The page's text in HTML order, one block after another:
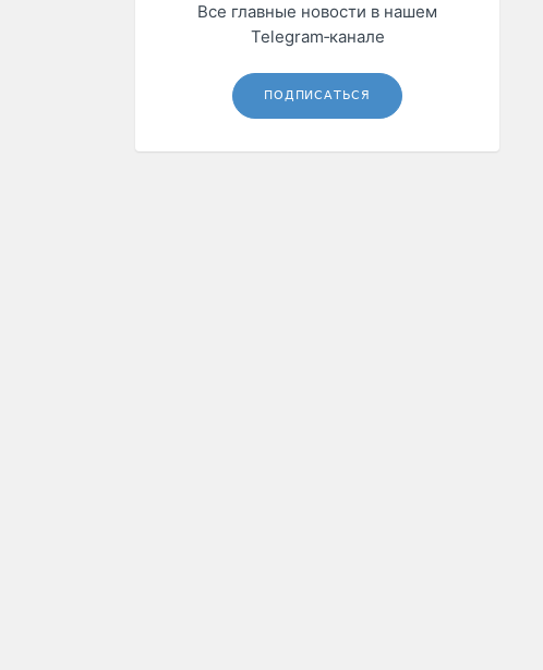
Все главные новости в нашем
Telegram‑канале
ПОДПИСАТЬСЯ